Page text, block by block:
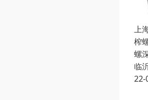
上
榨
螺
临
22-